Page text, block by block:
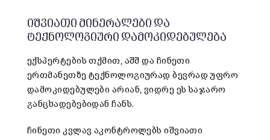
იშვიათი მინერალები და
ტექნოლოგიური დამოკიდებულება
ექსპერტების თქმით, აშშ და ჩინეთი
ერთმანეთზე ტექნოლოგიურად ბევრად უფრო
დამოკიდებულები არიან, ვიდრე ეს საჯარო
განცხადებებიდან ჩანს.
ჩინეთი კვლავ აკონტროლებს იშვიათი